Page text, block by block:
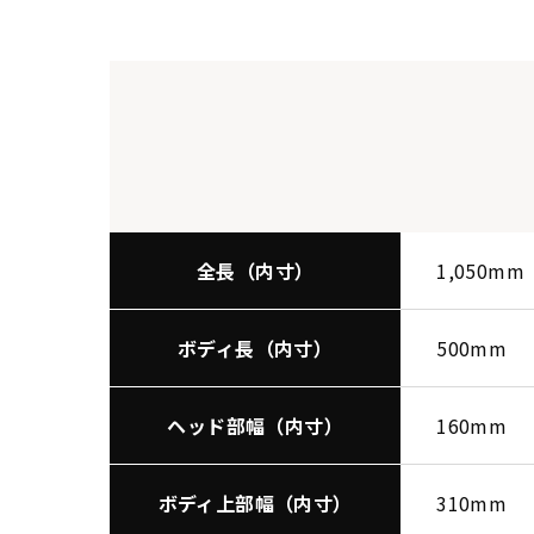
全長（内寸） 1,050mm
ボディ長（内寸） 500mm
ヘッド部幅（内寸） 160mm
ボディ上部幅（内寸） 310mm